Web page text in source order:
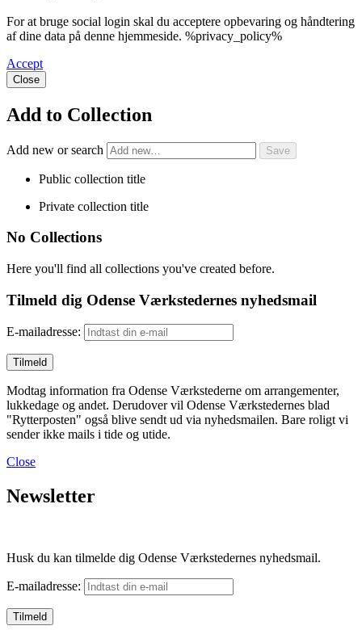
For at bruge social login skal du acceptere opbevaring og håndtering
af dine data på denne hjemmeside. %privacy_policy%
Accept
Close
Add to Collection
Add new or search
Public collection title
Private collection title
No Collections
Here you'll find all collections you've created before.
Tilmeld dig Odense Værkstedernes nyhedsmail
E-mailadresse:
Modtag information fra Odense Værkstederne om arrangementer,
lukkedage og andet. Derudover vil Odense Værkstedernes blad
"Rytterposten" også blive sendt ud via nyhedsmailen. Bare roligt vi
sender ikke mails i tide og utide.
Close
Newsletter
Husk du kan tilmelde dig Odense Værkstedernes nyhedsmail.
E-mailadresse: